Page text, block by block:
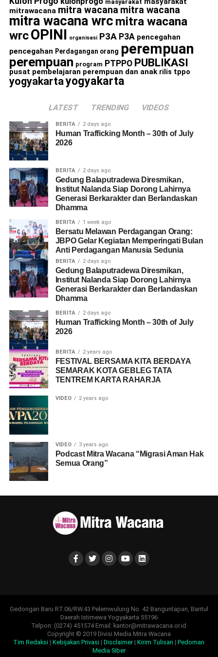
masyarakat
mitrawacana mitra wacana mitra wacana
mitra wacana wrc mitra wacana
wrcOPINI organisasi P3A P3A pencegahan
pencegahan Perdagangan orang perempuan
perempuan program PTPPO PUBLIKASI
pusat pembelajaran perempuan dan anak rilis tppo
yogyakartayogyakarta
LATEST TRENDING VIDEOS
BERITA 2 days ago
Human Trafficking Month – 30th of July
2026
BERITA 2 days ago
Gedung Balaputradewa Diresmikan,
Institut Nalanda Siap Dorong Lahirnya
Generasi Berkarakter dan Berlandaskan
Dhamma
BERITA 1 week ago
Bersatu Melawan Perdagangan Orang:
JBPO Gelar Kegiatan Memperingati Bulan
Anti Perdagangan Manusia Sedunia
BERITA 2 days ago
Gedung Balaputradewa Diresmikan,
Institut Nalanda Siap Dorong Lahirnya
Generasi Berkarakter dan Berlandaskan
Dhamma
BERITA 2 days ago
Human Trafficking Month – 30th of July
2026
BERITA 2 years ago
FESTIVAL BERSAMA KITA BERDAYA
SEMARAK KOTA GEBLEG TATA
TENTREM KARTA RAHARJA
VIDEO 2 years ago
VIDEO 3 years ago
Podcast Mitra Wacana “Migrasi Aman Hak
Semua Orang”
Gedongan Baru RT.06/RW.43 Pelemwulung No. 42 Banguntapan, Bantul
Daerah Istimewa Yogyakarta 55196
Telpon: (0274) 451574 Email: kantor@mitrawacana.or.id
Copyright © 2019 Divisi Media Mitra Wacana
Tim Redaksi |Kebijakan Privasi |Disclaimer |Kirim Tulisan |Pedoman
Media Siber